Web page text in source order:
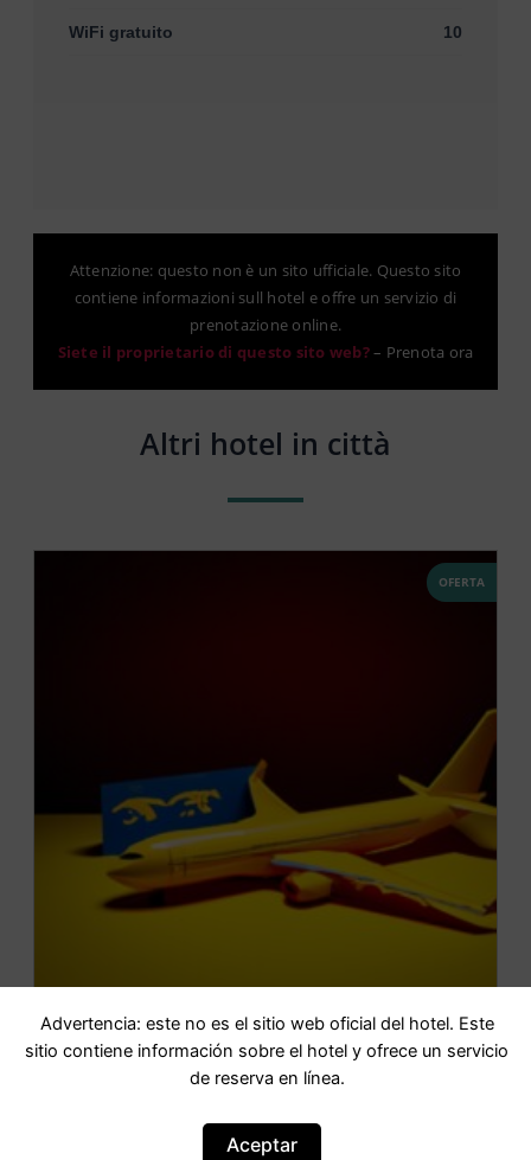
WiFi gratuito 10
Attenzione: questo non è un sito ufficiale. Questo sito
contiene informazioni sull hotel e offre un servizio di
prenotazione online.
Siete il proprietario di questo sito web?– Prenota ora
Altri hotel in città
OFERTA
Lido Marina Resort
IR AL HOTEL
Advertencia: este no es el sitio web oficial del hotel. Este
sitio contiene información sobre el hotel y ofrece un servicio
de reserva en línea.
Aceptar